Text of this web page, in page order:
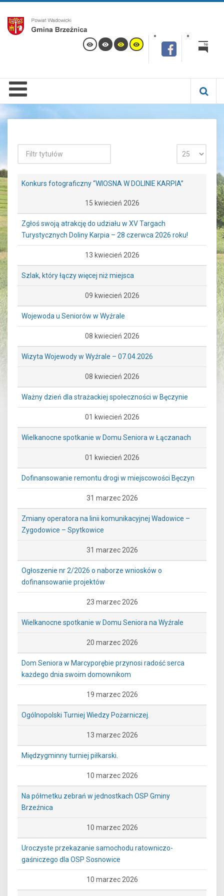
Konkurs fotograficzny “WIOSNA W DOLINIE KARPIA”
15 kwiecień 2026
Zgłoś swoją atrakcję do udziału w XV Targach
Turystycznych Doliny Karpia – 28 czerwca 2026 roku!
13 kwiecień 2026
Szlak, który łączy więcej niż miejsca
09 kwiecień 2026
Wojewoda u Seniorów w Wyźrale
08 kwiecień 2026
Wizyta Wojewody w Wyźrale – 07.04.2026
08 kwiecień 2026
Ważny dzień dla strażackiej społeczności w Bęczynie
01 kwiecień 2026
Wielkanocne spotkanie w Domu Seniora w Łączanach
01 kwiecień 2026
Dofinansowanie remontu drogi w miejscowości Bęczyn
31 marzec 2026
Zmiany operatora na linii komunikacyjnej Wadowice –
Zygodowice – Spytkowice
31 marzec 2026
Ogłoszenie nr 2/2026 o naborze wniosków o
dofinansowanie projektów
23 marzec 2026
Wielkanocne spotkanie w Domu Seniora na Wyźrale
20 marzec 2026
Dom Seniora w Marcyporębie przynosi radość serca
każdego dnia swoim domownikom
19 marzec 2026
Ogólnopolski Turniej Wiedzy Pożarniczej.
13 marzec 2026
Międzygminny turniej piłkarski.
10 marzec 2026
Na półmetku zebrań w jednostkach OSP Gminy
Brzeźnica
10 marzec 2026
Uroczyste przekazanie samochodu ratowniczo-
gaśniczego dla OSP Sosnowice
10 marzec 2026